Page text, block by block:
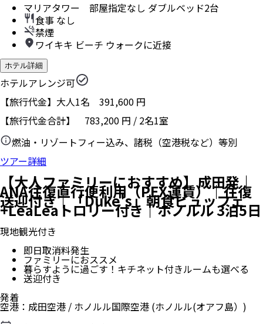
マリアタワー 部屋指定なし ダブルベッド2台
食事 なし
禁煙
ワイキキ ビーチ ウォークに近接
ホテル詳細
ホテルアレンジ可
【旅行代金】大人1名 391,600 円
【旅行代金合計】 783,200 円 / 2名1室
燃油・リゾートフィー込み、諸税（空港税など）等別
ツアー詳細
【大人ファミリーにおすすめ】成田発｜
ANA往復直行便利用（PEX運賃）｜往復
送迎付き｜「Duke's」朝食ビュッフェ
+LeaLeaトロリー付き｜ホノルル 3泊5日
現地観光付き
即日取消料発生
ファミリーにおススメ
暮らすように過ごす！キチネット付きルームも選べる
送迎付き
発着
空港 ： 成田空港 / ホノルル国際空港 (ホノルル(オアフ島）)